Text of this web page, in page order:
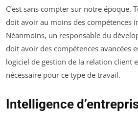
C’est sans compter sur notre époque.
doit avoir au moins des compétences
Néanmoins, un responsable du
doit avoir des compétences avancées
logiciel de gestion de la relation client
nécessaire pour ce type de travail.
Intelligence